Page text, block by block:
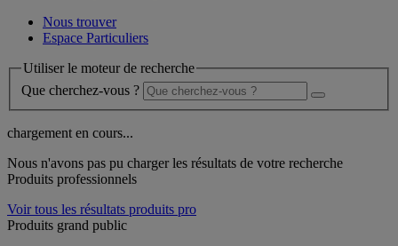
Nous trouver
Espace Particuliers
Utiliser le moteur de recherche
Que cherchez-vous ?
chargement en cours...
Nous n'avons pas pu charger les résultats de votre recherche
Produits professionnels
Voir tous les résultats produits pro
Produits grand public